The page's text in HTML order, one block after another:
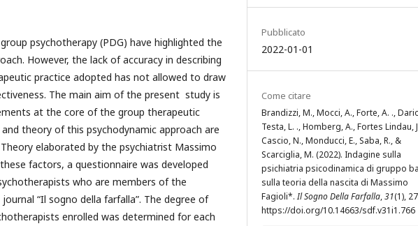
psychotherapy (PDG) have highlighted the
However, the lack of accuracy in describing
practice adopted has not allowed to draw
The main aim of the present study is
at the core of the group therapeutic
theory of this psychodynamic approach are
elaborated by the psychiatrist Massimo
factors, a questionnaire was developed
who are members of the
“Il sogno della farfalla”. The degree of
enrolled was determined for each
Pubblicato
2022-01-01
Come citare
Brandizzi, M., Mocci, A., Forte, A. .,
Testa, L. ., Homberg, A., Fortes Lindau,
Cascio, N., Monducci, E., Saba, R., &
Scarciglia, M. (2022). Indagine sulla
psichiatria psicodinamica di gruppo
sulla teoria della nascita di Massimo
Fagioli*.Il Sogno Della Farfalla,31(1),
https://doi.org/10.14663/sdf.v31i1.766